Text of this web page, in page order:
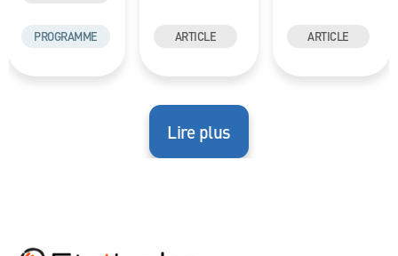
PROGRAMME ARTICLE ARTICLE
Lire plus